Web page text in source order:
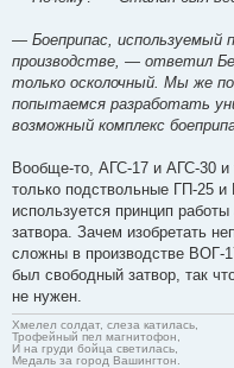
— Боеприпас, используемый
производстве, — ответил
только осколочный. Мы же
попытаемся разработать
возможный комплекс
Вообще-то, АГС-17 и АГС-30 и
только подствольные ГП-25
используется принцип
затвора. Зачем изобретать
сложны в производстве ВОГ-
был свободный затвор, так
не нужен.
Хмелел солдат, слеза катилась,
Трофейный пел магнитофон,
И на груди бойца светилась,
Медаль за город Вашингтон.